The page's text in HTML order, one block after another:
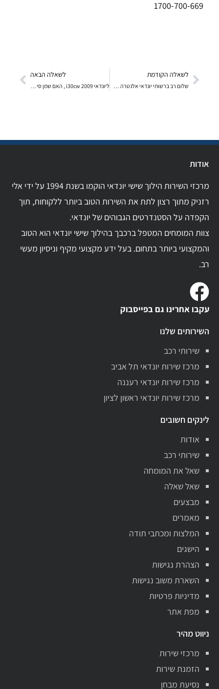
1700-700-669
לשאלה הקודמת לשאלה הבאה
אודות
מרכזי השירות הילוך שישי יונדאי הוקמו בשנת 1994 על ידי אלי
רזניק מתוך רצון לתת את השירות הטוב ביותר ללקוחות, תוך
הקפדה על הסטנדרטים הגבוהים של יונדאי.
צוות המומחים המטפל ברכבך בהילוך שישי יונדאי הוא הטוב
והמקצועי ביותר בתחום. בעל ידע מקצועי מקיף וניסיון מעשי
רב.
עקבו אחרינו גם בפייסבוק
השירותים שלנו
שירותי רכב
מרכז שירות יונדאי תל אביב
מרכז שירות יונדאי רעננה
מרכז שירות יונדאי ראשון לציון
לינקים חשובים
אודות
שירותי רכב
שאל את המומחה
שאל שאלה
מבצעים
מאמרים
המלצות ומכתבי תודה
הישגים
הצהרת נגישות
השארת משוב נגישות
מדיניות פרטיות
מפת אתר
ניווט מהיר
מרכזי שירות
הזמנת שירות
נסיעת מבחן